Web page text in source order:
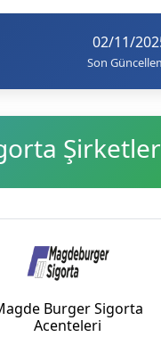
02/11/
Son
Burger Sigorta
Acenteleri